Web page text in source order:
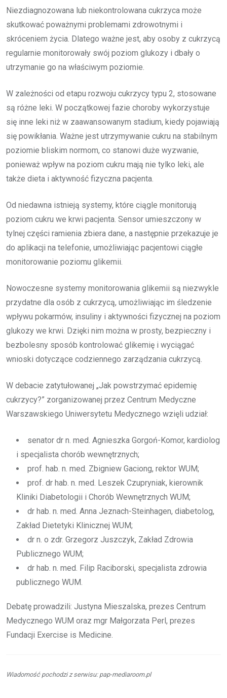
Niezdiagnozowana lub niekontrolowana cukrzyca może
skutkować poważnymi problemami zdrowotnymi i
skróceniem życia. Dlatego ważne jest, aby osoby z cukrzycą
regularnie monitorowały swój poziom glukozy i dbały o
utrzymanie go na właściwym poziomie.
W zależności od etapu rozwoju cukrzycy typu 2, stosowane
są różne leki. W początkowej fazie choroby wykorzystuje
się inne leki niż w zaawansowanym stadium, kiedy pojawiają
się powikłania. Ważne jest utrzymywanie cukru na stabilnym
poziomie bliskim normom, co stanowi duże wyzwanie,
ponieważ wpływ na poziom cukru mają nie tylko leki, ale
także dieta i aktywność fizyczna pacjenta.
Od niedawna istnieją systemy, które ciągle monitorują
poziom cukru we krwi pacjenta. Sensor umieszczony w
tylnej części ramienia zbiera dane, a następnie przekazuje je
do aplikacji na telefonie, umożliwiając pacjentowi ciągłe
monitorowanie poziomu glikemii.
Nowoczesne systemy monitorowania glikemii są niezwykle
przydatne dla osób z cukrzycą, umożliwiając im śledzenie
wpływu pokarmów, insuliny i aktywności fizycznej na poziom
glukozy we krwi. Dzięki nim można w prosty, bezpieczny i
bezbolesny sposób kontrolować glikemię i wyciągać
wnioski dotyczące codziennego zarządzania cukrzycą.
W debacie zatytułowanej „Jak powstrzymać epidemię
cukrzycy?” zorganizowanej przez Centrum Medyczne
Warszawskiego Uniwersytetu Medycznego wzięli udział:
senator dr n. med. Agnieszka Gorgoń-Komor, kardiolog
i specjalista chorób wewnętrznych;
prof. hab. n. med. Zbigniew Gaciong, rektor WUM;
prof. dr hab. n. med. Leszek Czupryniak, kierownik
Kliniki Diabetologii i Chorób Wewnętrznych WUM;
dr hab. n. med. Anna Jeznach-Steinhagen, diabetolog,
Zakład Dietetyki Klinicznej WUM;
dr n. o zdr. Grzegorz Juszczyk, Zakład Zdrowia
Publicznego WUM;
dr hab. n. med. Filip Raciborski, specjalista zdrowia
publicznego WUM.
Debatę prowadzili: Justyna Mieszalska, prezes Centrum
Medycznego WUM oraz mgr Małgorzata Perl, prezes
Fundacji Exercise is Medicine.
Wiadomość pochodzi z serwisu: pap-mediaroom.pl